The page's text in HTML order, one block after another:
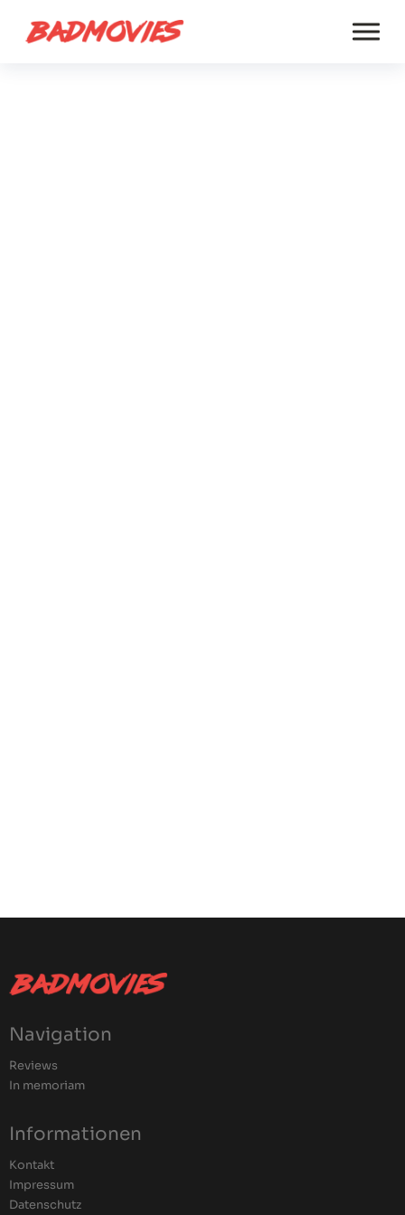
Navigation
Reviews
In memoriam
Informationen
Kontakt
Impressum
Datenschutz